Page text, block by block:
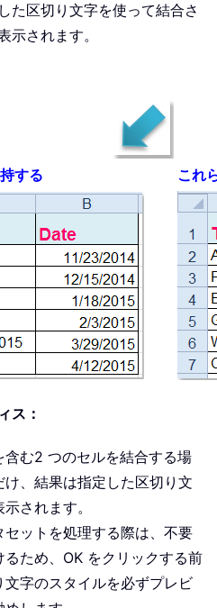
た区切り文字を使って結合さ
示されます。
する これ
ス：
含む2 つのセルを結合する場
、結果は指定した区切り文
されます。
ットを処理する際は、不要
ため、OK をクリックする前
文字のスタイルを必ずプレビ